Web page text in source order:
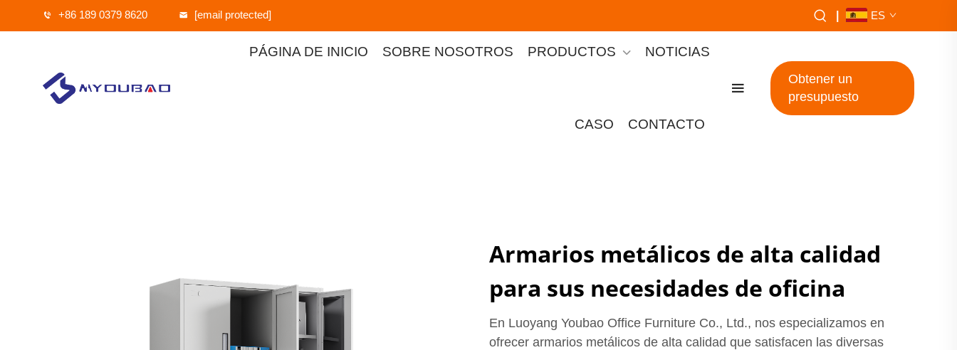
+86 189 0379 8620 [email protected] ES
PÁGINA DE INICIO SOBRE NOSOTROS PRODUCTOS NOTICIAS
CASO CONTACTO
Obtener un
presupuesto
Armarios metálicos de alta calidad
para sus necesidades de oficina
En Luoyang Youbao Office Furniture Co., Ltd., nos especializamos en
ofrecer armarios metálicos de alta calidad que satisfacen las diversas